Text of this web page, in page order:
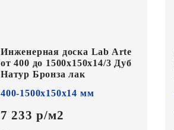
Инженерная доска Lab Arte
от 400 до 1500х150х14/3 Дуб
Натур Бронза лак
400-1500х150х14 мм
7 233 р/м2